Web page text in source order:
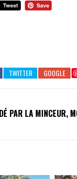
PAR LA MINCEUR,